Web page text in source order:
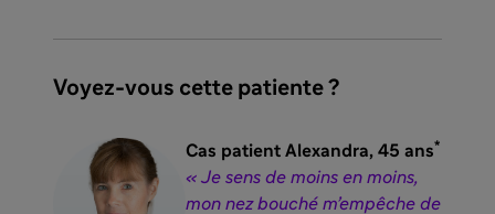
Voyez-vous cette patiente ?
Cas patient Alexandra, 45 ans*
« Je sens de moins en moins,
mon nez bouché m’empêche de